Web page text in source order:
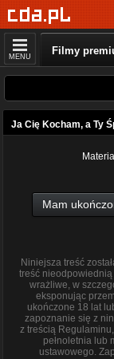
MENU Filmy
Ja Cię Kocham, a Ty
Mam
Niniejsza treść
treść nieodpowiednią
wrażliwe, w
eksponując
ukończone 18 lat
zapoznanie się z
z treścią
pełnoletnia lub
ustawowego.